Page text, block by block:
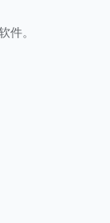
件。